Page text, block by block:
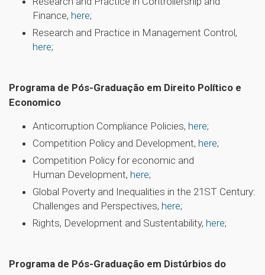
Finance, here;
Research and Practice in Management Control,
here;
Programa de Pós-Graduação em Direito Político e
Economico
Anticorruption Compliance Policies, here;
Competition Policy and Development, here;
Competition Policy for economic and
Human Development, here;
Global Poverty and Inequalities in the 21ST Century:
Challenges and Perspectives, here;
Rights, Development and Sustentability, here;
Programa de Pós-Graduação em Distúrbios do